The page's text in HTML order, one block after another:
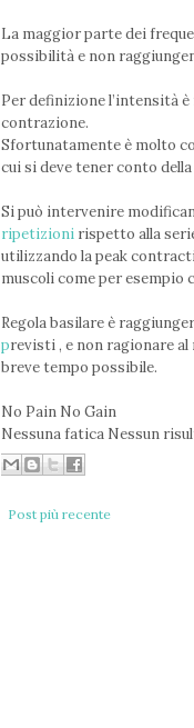
La maggior parte dei
possibilità e non
Per definizione l’intensità
contrazione.
Sfortunatamente è molto
cui si deve tener conto
Si può intervenire
ripetizioni rispetto alla
utilizzando la peak
muscoli come per esempio
Regola basilare è
previsti , e non ragionare
breve tempo possibile.
No Pain No Gain
Nessuna fatica Nessun
Post più recente